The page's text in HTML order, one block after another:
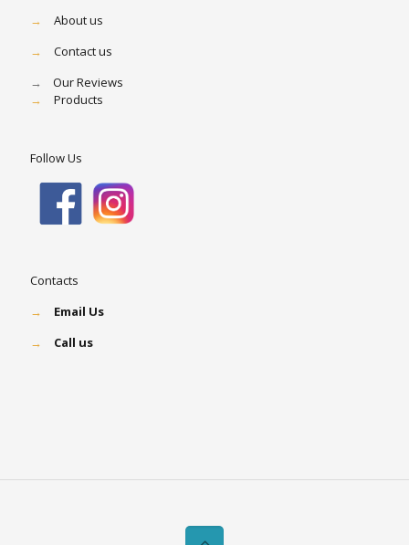
→
About us
→
Contact us
→ Our Reviews
→
Products
Follow Us
Contacts
→
Email Us
→
Call us